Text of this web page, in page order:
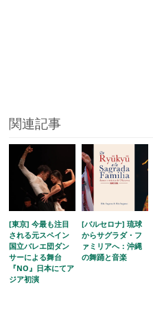
関連記事
[東京] 今最も注目
される元スペイン
国立バレエ団ダン
サーによる舞台
『NO』日本にてア
ジア初演
[バルセロナ] 琉球
からサグラダ・フ
ァミリアへ：沖縄
の舞踊と音楽